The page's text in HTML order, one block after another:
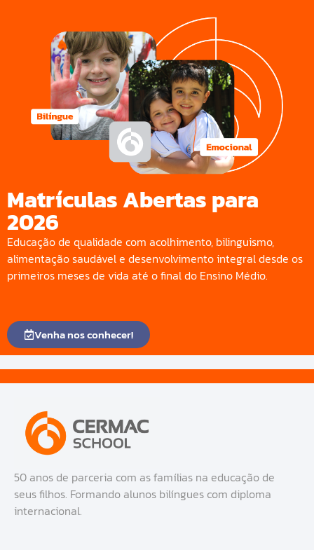
Matrículas Abertas para
2026
Educação de qualidade com acolhimento, bilinguismo,
alimentação saudável e desenvolvimento integral desde os
primeiros meses de vida até o final do Ensino Médio.
Venha nos conhecer!
50 anos de parceria com as famílias na educação de
seus filhos. Formando alunos bilíngues com diploma
internacional.